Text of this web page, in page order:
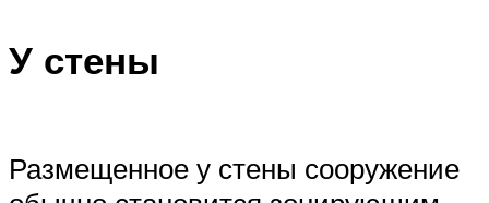
У стены
Размещенное у стены сооружение